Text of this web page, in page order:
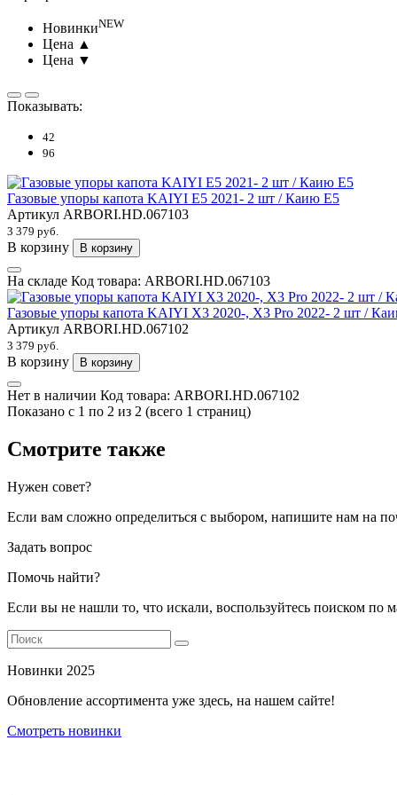
НовинкиNEW
Цена ▲
Цена ▼
Показывать:
42
96
Газовые упоры капота KAIYI E5 2021- 2 шт / Каию Е5
Артикул ARBORI.HD.067103
3 379 руб.
В корзину В корзину
На складе Код товара: ARBORI.HD.067103
Газовые упоры капота KAIYI X3 2020-, X3 Pro 2022- 2 шт /
Артикул ARBORI.HD.067102
3 379 руб.
В корзину В корзину
Нет в наличии Код товара: ARBORI.HD.067102
Показано с 1 по 2 из 2 (всего 1 страниц)
Смотрите также
Нужен совет?
Если вам сложно определиться с выбором, напишите нам на
Задать вопрос
Помочь найти?
Если вы не нашли то, что искали, воспользуйтесь поиском по
Новинки 2025
Обновление ассортимента уже здесь, на нашем сайте!
Смотреть новинки